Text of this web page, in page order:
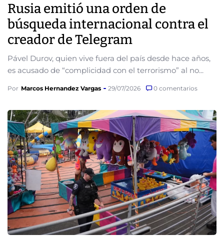
Rusia emitió una orden de
búsqueda internacional contra el
creador de Telegram
Pável Durov, quien vive fuera del país desde hace años,
es acusado de “complicidad con el terrorismo” al no...
Por Marcos Hernandez Vargas 29/07/2026 0 comentarios